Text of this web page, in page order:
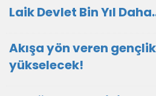
Laik Devlet Bin Yıl
Akışa yön veren
yükselecek!